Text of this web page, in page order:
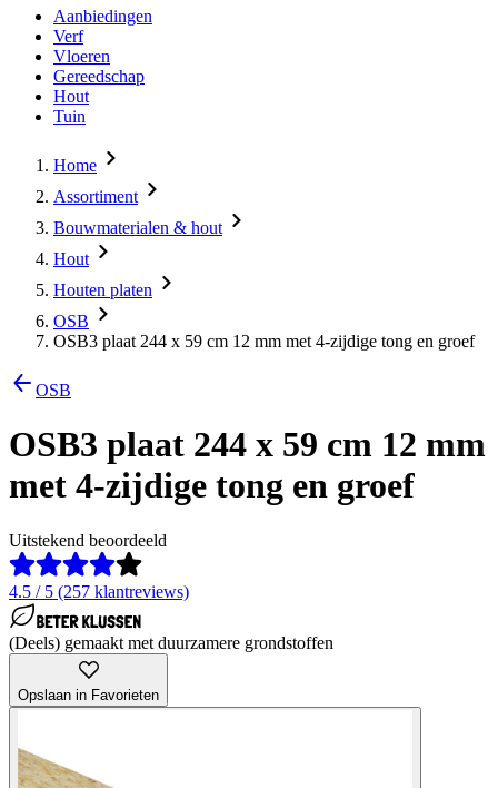
Aanbiedingen
Verf
Vloeren
Gereedschap
Hout
Tuin
Home
Assortiment
Bouwmaterialen & hout
Hout
Houten platen
OSB
OSB3 plaat 244 x 59 cm 12 mm met 4-zijdige tong en groef
OSB
OSB3 plaat 244 x 59 cm 12 mm
met 4-zijdige tong en groef
Uitstekend beoordeeld
4.5 / 5 (257 klantreviews)
(Deels) gemaakt met duurzamere grondstoffen
Opslaan in Favorieten